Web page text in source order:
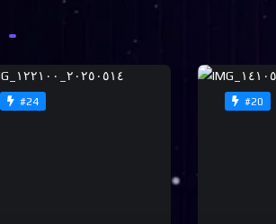
#24 #20